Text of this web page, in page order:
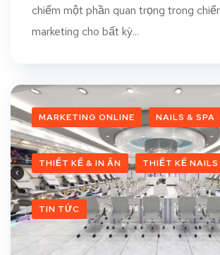
chiếm một phần quan trọng trong
marketing cho bất kỳ...
MARKETING ONLINE NAILS & SPA
THIẾT KẾ & IN ẤN THIẾT KẾ NAILS
TIN TỨC